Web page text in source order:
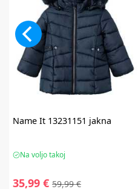
Name It13231151 jakna
Na voljo takoj
35,99 € 59,99 €